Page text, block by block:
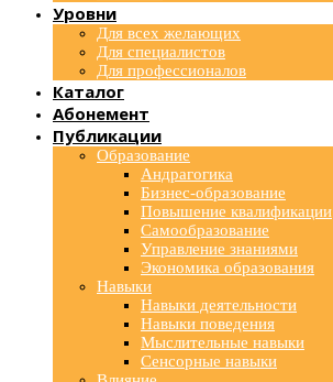
Уровни
Для всех желающих
Для специалистов
Для профессионалов
Каталог
Абонемент
Публикации
Образование
Андрагогика
Бизнес-образование
Повышение квалификации
Самообразование
Управление знаниями
Экономика образования
Навыки
Навыки деятельности
Навыки поведения
Мыслительные навыки
Сенсорные навыки